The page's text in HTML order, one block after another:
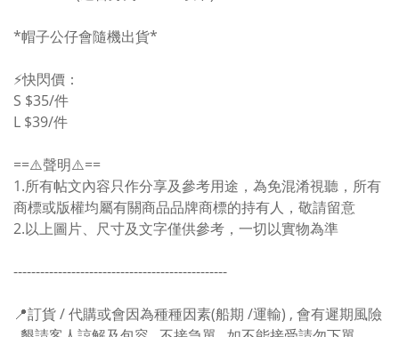
*帽子公仔會隨機出貨*
⚡️快閃價：
S $35/件
L $39/件
==⚠️聲明⚠️==
1.所有帖文內容只作分享及參考用途，為免混淆視聽，所有
商標或版權均屬有關商品品牌商標的持有人，敬請留意
2.以上圖片、尺寸及文字僅供參考，一切以實物為準
------------------------------------------------
📍訂貨 / 代購或會因為種種因素(船期 /運輸) , 會有遲期風險